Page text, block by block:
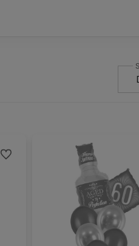
Do ulubionych